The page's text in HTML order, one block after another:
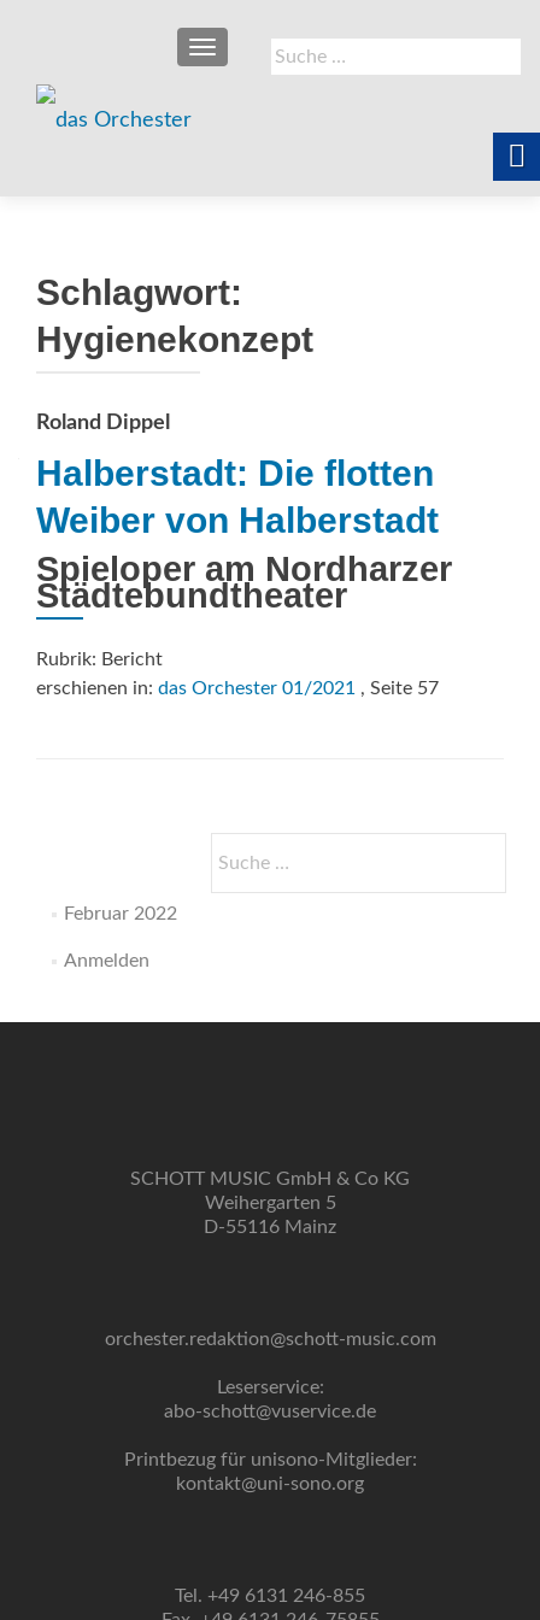
Suche
nach:
SCHALTE NAVIGATION
Schlagwort:
Hygienekonzept
Roland Dippel
Halberstadt: Die flotten
Weiber von Halberstadt
Spieloper am Nordharzer
Städtebundtheater
Rubrik: Bericht
erschienen in: das Orchester 01/2021 , Seite 57
nach:
Februar 2022
Anmelden
SCHOTT MUSIC GmbH & Co KG
Weihergarten 5
D-55116 Mainz
orchester.redaktion@schott-music.com
Leserservice:
abo-schott@vuservice.de
Printbezug für unisono-Mitglieder:
kontakt@uni-sono.org
Tel. +49 6131 246-855